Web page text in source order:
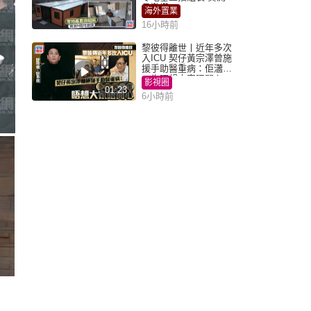
月激讚
海外置業
16小時前
01:23
黎彼得離世丨近年多次
入ICU 契仔黃宗澤曾施
援手助醫重病：佢瀟灑
一生唔想大家唔開心
影視圈
6小時前